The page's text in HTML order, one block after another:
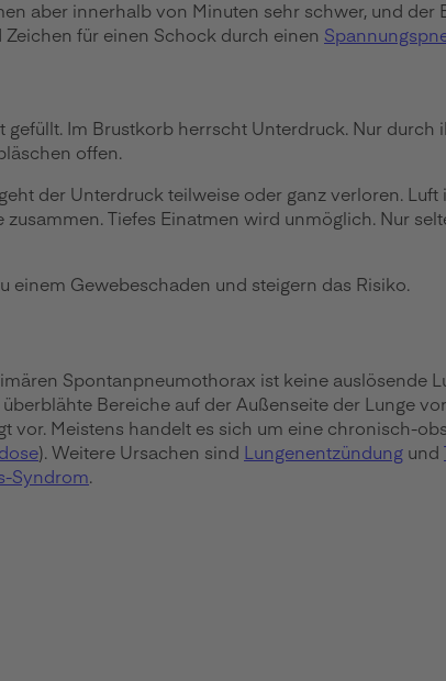
aber innerhalb von Minuten sehr schwer, und der
für einen Schock durch einen
Im Brustkorb herrscht Unterdruck. Nur
offen.
der Unterdruck teilweise oder ganz verloren.
Tiefes Einatmen wird unmöglich. Nur
Gewebeschaden und steigern das Risiko.
Spontanpneumothorax ist keine auslösende
Bereiche auf der Außenseite der Lunge
vor. Meistens handelt es sich um eine chronisch-
). Weitere Ursachen sind Lungenentzündung und
Syndrom.